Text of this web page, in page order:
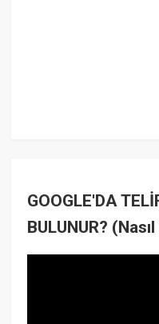
GOOGLE'DA
BULUNUR? (Nasıl